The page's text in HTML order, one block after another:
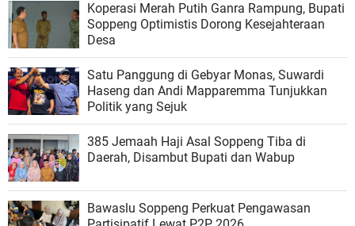
Koperasi Merah Putih Ganra Rampung, Bupati
Soppeng Optimistis Dorong Kesejahteraan
Desa
Satu Panggung di Gebyar Monas, Suwardi
Haseng dan Andi Mapparemma Tunjukkan
Politik yang Sejuk
385 Jemaah Haji Asal Soppeng Tiba di
Daerah, Disambut Bupati dan Wabup
Bawaslu Soppeng Perkuat Pengawasan